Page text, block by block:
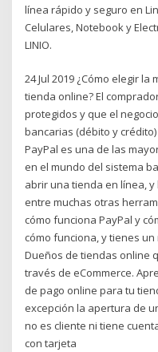
línea rápido y seguro en
Celulares, Notebook y
LINIO.
24 Jul 2019 ¿Cómo elegir
tienda online? El
protegidos y que el
bancarias (débito y
PayPal es una de las
en el mundo del sistema
abrir una tienda en línea,
entre muchas otras
cómo funciona PayPal y
cómo funciona, y tienes
Dueños de tiendas online
través de eCommerce.
de pago online para tu
excepción la apertura de
no es cliente ni tiene
con tarjeta